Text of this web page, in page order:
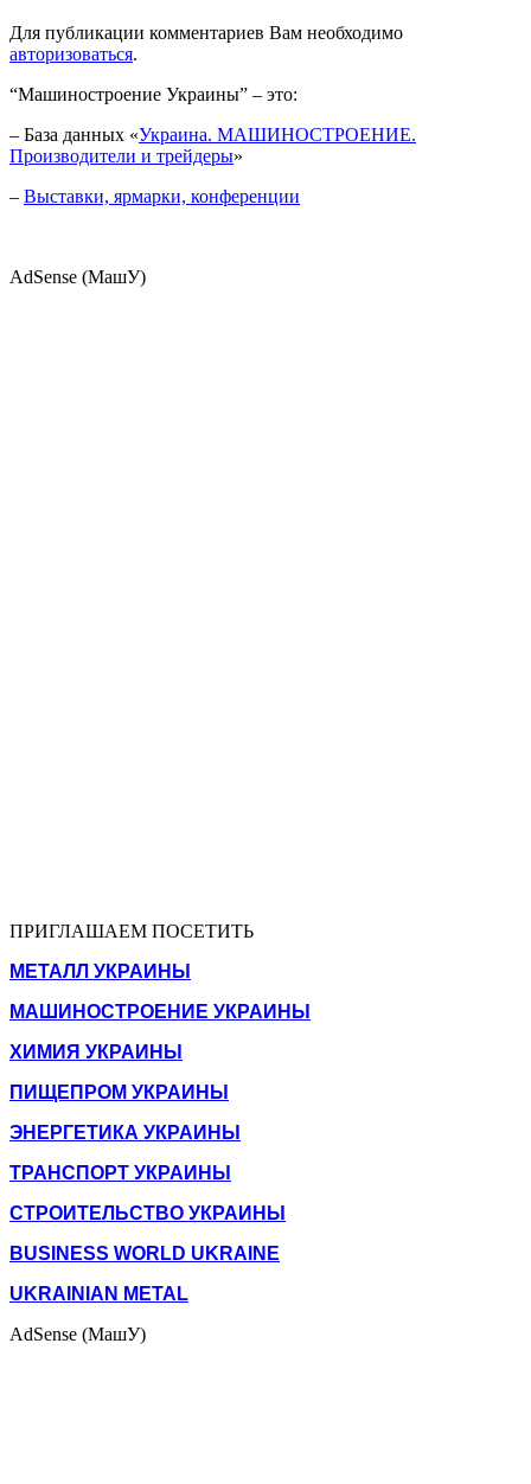
Для публикации комментариев Вам необходимо
авторизоваться.
“Машиностроение Украины” – это:
– База данных «Украина. МАШИНОСТРОЕНИЕ.
Производители и трейдеры»
– Выставки, ярмарки, конференции
AdSense (МашУ)
ПРИГЛАШАЕМ ПОСЕТИТЬ
МЕТАЛЛ УКРАИНЫ
МАШИНОСТРОЕНИЕ УКРАИНЫ
ХИМИЯ УКРАИНЫ
ПИЩЕПРОМ УКРАИНЫ
ЭНЕРГЕТИКА УКРАИНЫ
ТРАНСПОРТ УКРАИНЫ
СТРОИТЕЛЬСТВО УКРАИНЫ
BUSINESS WORLD UKRAINE
UKRAINIAN METAL
AdSense (МашУ)